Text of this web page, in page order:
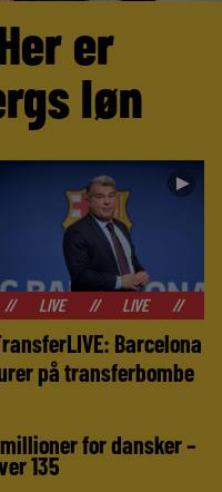
er
løn
►
LIVE LIVE
Barcelona
på transferbombe
for dansker –
135